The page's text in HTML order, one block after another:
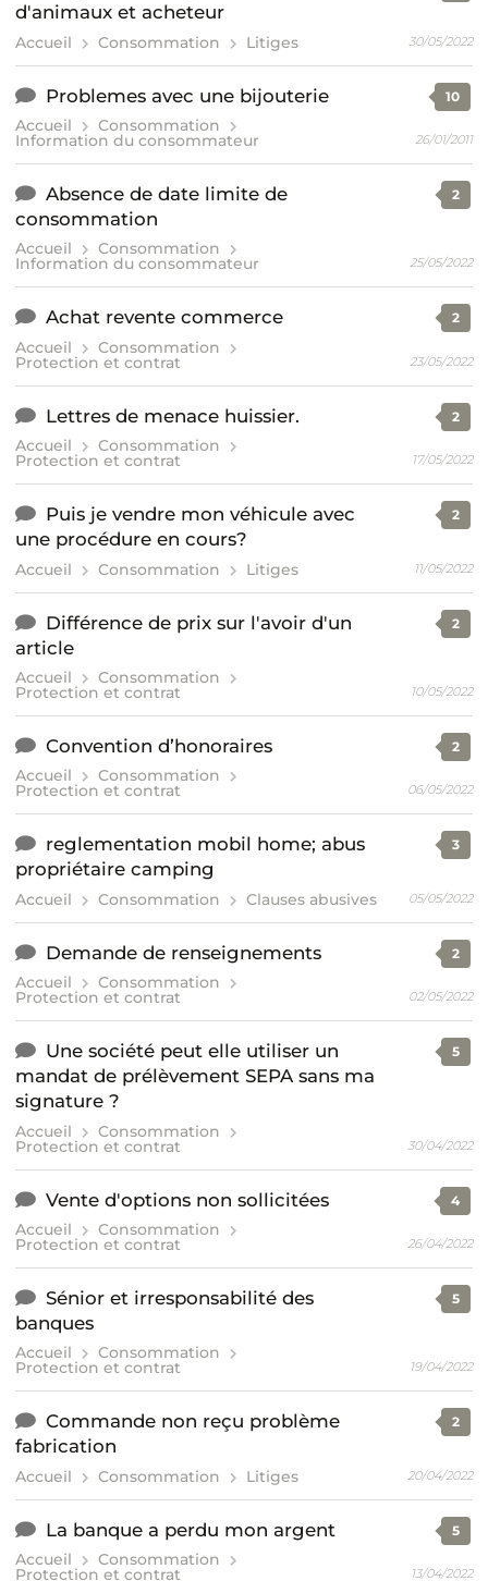
d'animaux et acheteur
Accueil Consommation Litiges 30/05/2022
Problemes avec une bijouterie
Accueil Consommation
Information du consommateur
10
26/01/2011
Absence de date limite de
consommation
Accueil Consommation
Information du consommateur
2
25/05/2022
Achat revente commerce
Accueil Consommation
Protection et contrat
2
23/05/2022
Lettres de menace huissier.
Accueil Consommation
Protection et contrat
2
17/05/2022
Puis je vendre mon véhicule avec
une procédure en cours?
Accueil Consommation Litiges
2
11/05/2022
Différence de prix sur l'avoir d'un
article
Accueil Consommation
Protection et contrat
2
10/05/2022
Convention d’honoraires
Accueil Consommation
Protection et contrat
2
06/05/2022
reglementation mobil home; abus
propriétaire camping
Accueil Consommation Clauses abusives
3
05/05/2022
Demande de renseignements
Accueil Consommation
Protection et contrat
2
02/05/2022
Une société peut elle utiliser un
mandat de prélèvement SEPA sans ma
signature ?
Accueil Consommation
Protection et contrat
5
30/04/2022
Vente d'options non sollicitées
Accueil Consommation
Protection et contrat
4
26/04/2022
Sénior et irresponsabilité des
banques
Accueil Consommation
Protection et contrat
5
19/04/2022
Commande non reçu problème
fabrication
Accueil Consommation Litiges
2
20/04/2022
La banque a perdu mon argent
Accueil Consommation
Protection et contrat
5
13/04/2022